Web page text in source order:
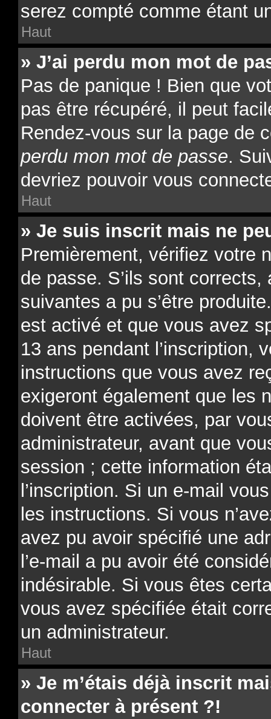
serez compté comme étant
Haut
» J’ai perdu mon mot de
Pas de panique ! Bien que
pas être récupéré, il peut
Rendez-vous sur la page de
perdu mon mot de passe.
devriez pouvoir vous
Haut
» Je suis inscrit mais ne
Premièrement, vérifiez votre
de passe. S’ils sont
suivantes a pu s’être
est activé et que vous avez
13 ans pendant l’inscription,
instructions que vous avez
exigeront également que les
doivent être activées, par
administrateur, avant que
session ; cette information
l’inscription. Si un e-mail
les instructions. Si vous
avez pu avoir spécifié une
l’e-mail a pu avoir été
indésirable. Si vous êtes
vous avez spécifiée était
un administrateur.
Haut
» Je m’étais déjà inscrit
connecter à présent ?!